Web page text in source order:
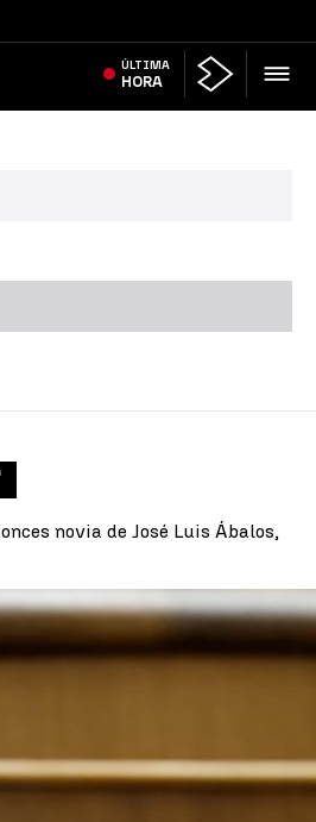
ÚLTIMA
HORA
novia de José Luis Ábalos,